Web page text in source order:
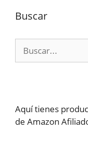
Buscar
Aquí tienes
de Amazon